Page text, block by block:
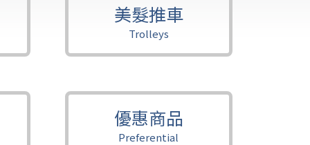
美髮推車
Trolleys
優惠商品
Preferential